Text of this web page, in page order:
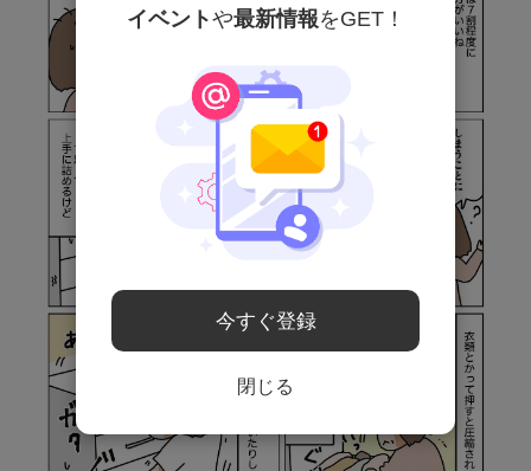
イベントや最新情報をGET！
今すぐ登録
閉じる